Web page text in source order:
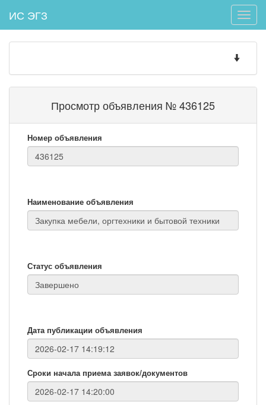
Toggle
ИС ЭГЗ
Toggle
Просмотр объявления № 436125
Номер объявления
Наименование объявления
Статус объявления
Дата публикации объявления
Сроки начала приема заявок/документов